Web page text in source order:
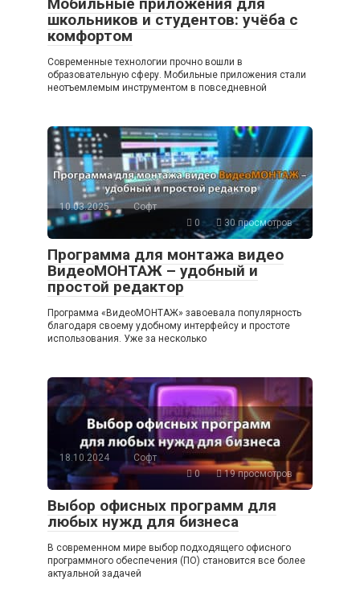
Мобильные приложения для
школьников и студентов: учёба с
комфортом
Современные технологии прочно вошли в
образовательную сферу. Мобильные приложения стали
неотъемлемым инструментом в повседневной
10.03.2025
Софт
0
30 просмотров
Программа для монтажа видео
ВидеоМОНТАЖ – удобный и
простой редактор
Программа «ВидеоМОНТАЖ» завоевала популярность
благодаря своему удобному интерфейсу и простоте
использования. Уже за несколько
18.10.2024
Софт
0
19 просмотров
Выбор офисных программ для
любых нужд для бизнеса
В современном мире выбор подходящего офисного
программного обеспечения (ПО) становится все более
актуальной задачей